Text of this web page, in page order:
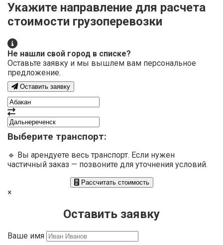
Укажите направление для расчета
стоимости грузоперевозки
Не нашли свой город в списке?
Оставьте заявку и мы вышлем вам персональное
предложение.
Оставить заявку
Выберите транспорт:
🔹 Вы арендуете весь транспорт. Если нужен
частичный заказ — позвоните для уточнения условий.
Рассчитать стоимость
×
Оставить заявку
Ваше имя